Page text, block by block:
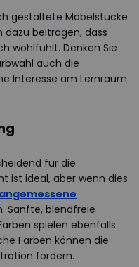
gestaltete Möbelstücke
dazu beitragen, dass
wohlfühlt. Denken Sie
auch die
Interesse am Lernraum
für die
ist ideal, aber wenn dies
angemessene
Sanfte, blendfreie
spielen ebenfalls
Farben können die
fördern.